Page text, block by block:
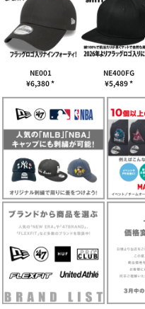
NE001
¥6,380*
NE400FG
¥5,489*